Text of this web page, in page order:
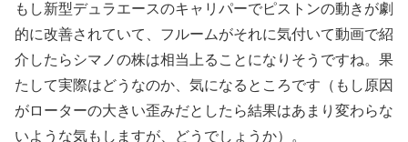
もし新型デュラエースのキャリパーでピストンの動きが劇
的に改善されていて、フルームがそれに気付いて動画で紹
介したらシマノの株は相当上ることになりそうですね。果
たして実際はどうなのか、気になるところです（もし原因
がローターの大きい歪みだとしたら結果はあまり変わらな
いような気もしますが、どうでしょうか）。